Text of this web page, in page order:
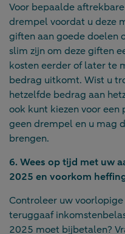
Voor bepaalde
drempel voordat u deze
giften aan goede doelen
slim zijn om deze giften
kosten eerder of later te
bedrag uitkomt. Wist u
hetzelfde bedrag aan
ook kunt kiezen voor
geen drempel en u mag
brengen.
6. Wees op tijd met uw
2025 en voorkom
Controleer uw
teruggaaf
2025 moet bijbetalen?